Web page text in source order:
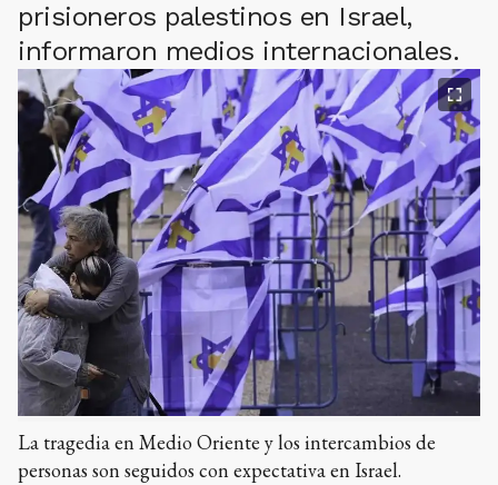
prisioneros palestinos en Israel,
informaron medios internacionales.
La tragedia en Medio Oriente y los intercambios de
personas son seguidos con expectativa en Israel.